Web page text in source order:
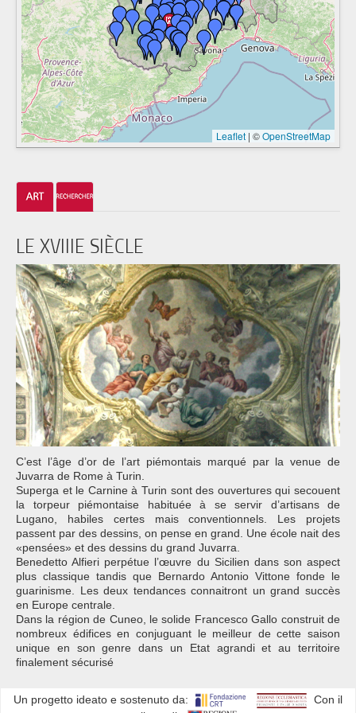
Leaflet | ©OpenStreetMap
LE XVIIIE SIÈCLE
C’est l’âge d’or de l’art piémontais marqué par la venue de
Juvarra de Rome à Turin.
Superga et le Carnine à Turin sont des ouvertures qui secouent
la torpeur piémontaise habituée à se servir d’artisans de
Lugano, habiles certes mais conventionnels. Les projets
passent par des dessins, on pense en grand. Une école nait des
«pensées» et des dessins du grand Juvarra.
Benedetto Alfieri perpétue l’œuvre du Sicilien dans son aspect
plus classique tandis que Bernardo Antonio Vittone fonde le
guarinisme. Les deux tendances connaitront un grand succès
en Europe centrale.
Dans la région de Cuneo, le solide Francesco Gallo construit de
nombreux édifices en conjuguant le meilleur de cette saison
unique en son genre dans un Etat agrandi et au territoire
finalement sécurisé
Un progetto ideato e sostenuto da:
Con il